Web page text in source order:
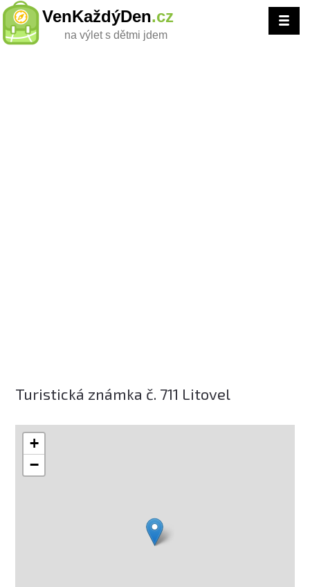
VenKaždýDen.cz
na výlet s dětmi jdem
Turistická známka č. 711 Litovel
+
−